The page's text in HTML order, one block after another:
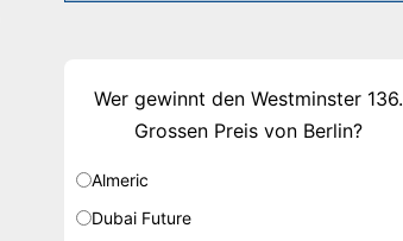
Wer gewinnt den Westminster 136.
Grossen Preis von Berlin?
Almeric
Dubai Future